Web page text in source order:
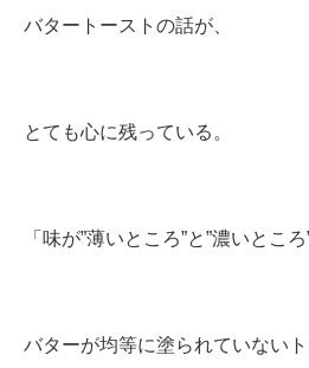
バタートーストの話が、
とても心に残っている。
「味が”薄いところ”と”濃いとこ
バターが均等に塗られていない